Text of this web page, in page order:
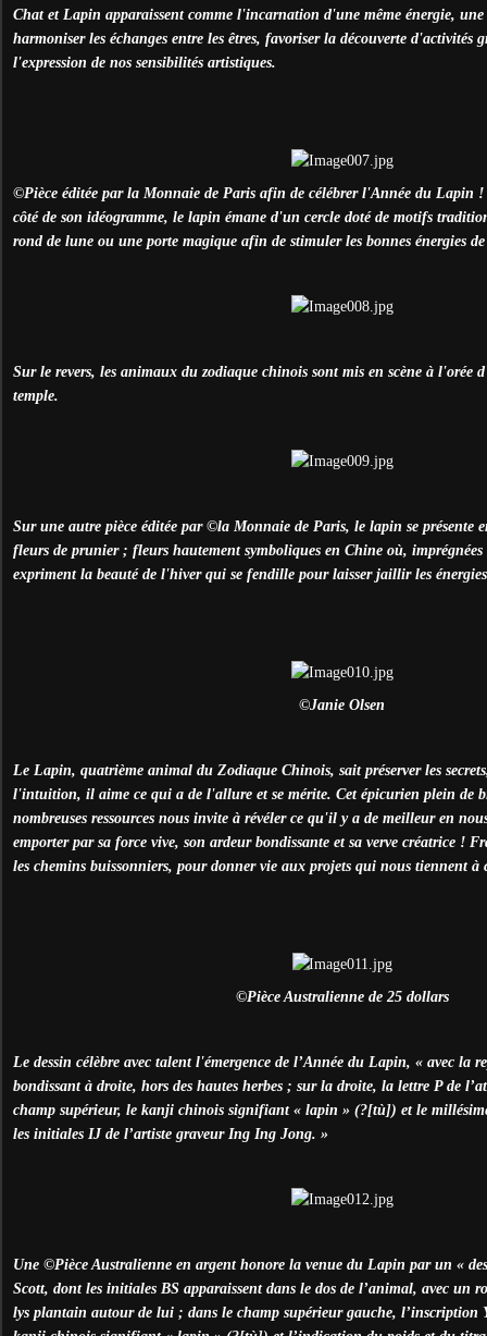
Chat et Lapin apparaissent comme l'incarnation d'une même énergie, une
harmoniser les échanges entre les êtres, favoriser la découverte d'activités
l'expression de nos sensibilités artistiques.
©Pièce éditée par la Monnaie de Paris afin de célébrer l'Année du Lapin
côté de son idéogramme, le lapin émane d'un cercle doté de motifs
rond de lune ou une porte magique afin de stimuler les bonnes énergies
Sur le revers, les animaux du zodiaque chinois sont mis en scène à l'orée
temple.
Sur une autre pièce éditée par ©la Monnaie de Paris, le lapin se présente
fleurs de prunier ; fleurs hautement symboliques en Chine où, imprégnées
expriment la beauté de l'hiver qui se fendille pour laisser jaillir les
©Janie Olsen
Le Lapin, quatrième animal du Zodiaque Chinois, sait préserver les
l'intuition, il aime ce qui a de l'allure et se mérite. Cet épicurien plein de
nombreuses ressources nous invite à révéler ce qu'il y a de meilleur en
emporter par sa force vive, son ardeur bondissante et sa verve créatrice !
les chemins buissonniers, pour donner vie aux projets qui nous tiennent
©Pièce Australienne de 25 dollars
Le dessin célèbre avec talent l'émergence de l’Année du Lapin, « avec la
bondissant à droite, hors des hautes herbes ; sur la droite, la lettre P de
champ supérieur, le kanji chinois signifiant « lapin » (?[tù]) et le
les initiales IJ de l’artiste graveur Ing Ing Jong. »
Une ©Pièce Australienne en argent honore la venue du Lapin par un «
Scott, dont les initiales BS apparaissent dans le dos de l’animal, avec un
lys plantain autour de lui ; dans le champ supérieur gauche,